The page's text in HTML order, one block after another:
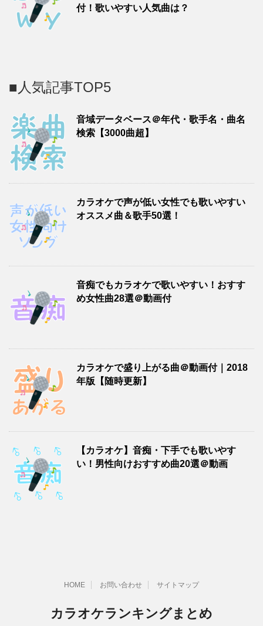
付！歌いやすい人気曲は？
■人気記事TOP5
音域データベース＠年代・歌手名・曲名
検索【3000曲超】
カラオケで声が低い女性でも歌いやすい
オススメ曲＆歌手50選！
音痴でもカラオケで歌いやすい！おすす
め女性曲28選＠動画付
カラオケで盛り上がる曲＠動画付｜2018
年版【随時更新】
【カラオケ】音痴・下手でも歌いやす
い！男性向けおすすめ曲20選＠動画
HOME お問い合わせ サイトマップ
カラオケランキングまとめ